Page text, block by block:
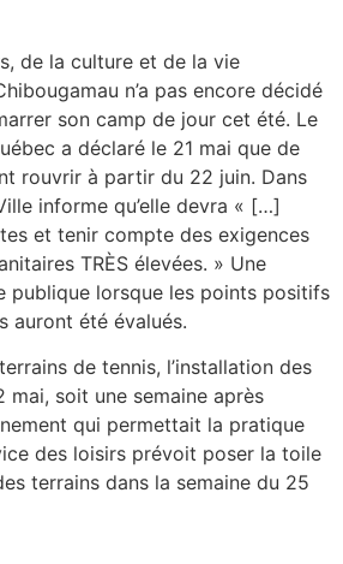
de la culture et de la vie
n’a pas encore décidé
son camp de jour cet été. Le
a déclaré le 21 mai que de
rouvrir à partir du 22 juin. Dans
informe qu’elle devra « […]
et tenir compte des exigences
TRÈS élevées. » Une
publique lorsque les points positifs
auront été évalués.
de tennis, l’installation des
mai, soit une semaine après
qui permettait la pratique
des loisirs prévoit poser la toile
terrains dans la semaine du 25